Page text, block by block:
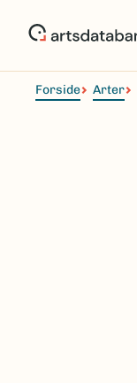
Forside Arter